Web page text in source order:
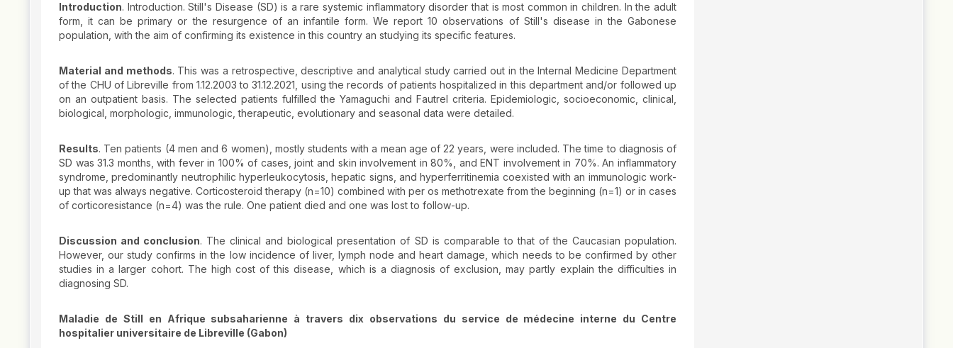
Introduction. Introduction. Still's Disease (SD) is a rare systemic inflammatory disorder that is most common in children. In the adult
form, it can be primary or the resurgence of an infantile form. We report 10 observations of Still's disease in the Gabonese
population, with the aim of confirming its existence in this country an studying its specific features.
Material and methods. This was a retrospective, descriptive and analytical study carried out in the Internal Medicine Department
of the CHU of Libreville from 1.12.2003 to 31.12.2021, using the records of patients hospitalized in this department and/or followed up
on an outpatient basis. The selected patients fulfilled the Yamaguchi and Fautrel criteria. Epidemiologic, socioeconomic, clinical,
biological, morphologic, immunologic, therapeutic, evolutionary and seasonal data were detailed.
Results. Ten patients (4 men and 6 women), mostly students with a mean age of 22 years, were included. The time to diagnosis of
SD was 31.3 months, with fever in 100% of cases, joint and skin involvement in 80%, and ENT involvement in 70%. An inflammatory
syndrome, predominantly neutrophilic hyperleukocytosis, hepatic signs, and hyperferritinemia coexisted with an immunologic work-
up that was always negative. Corticosteroid therapy (n=10) combined with per os methotrexate from the beginning (n=1) or in cases
of corticoresistance (n=4) was the rule. One patient died and one was lost to follow-up.
Discussion and conclusion. The clinical and biological presentation of SD is comparable to that of the Caucasian population.
However, our study confirms in the low incidence of liver, lymph node and heart damage, which needs to be confirmed by other
studies in a larger cohort. The high cost of this disease, which is a diagnosis of exclusion, may partly explain the difficulties in
diagnosing SD.
Maladie de Still en Afrique subsaharienne à travers dix observations du service de médecine interne du Centre
hospitalier universitaire de Libreville (Gabon)